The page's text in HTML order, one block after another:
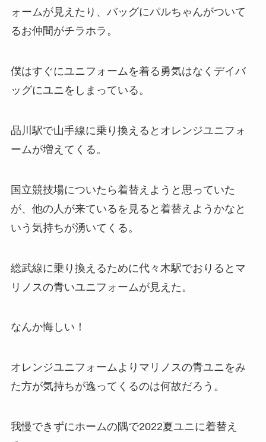
ォームが見えたり、バッグにパルちゃんがついて
るお仲間がチラホラ。
僕はすぐにユニフォームを着る勇気はなくデイバ
ッグにユニをしまっている。
品川駅で山手線に乗り換えるとオレンジユニフォ
ームが増えてくる。
国立競技場についたら着替えようと思っていた
が、他の人が来ているを見ると着替えようかなと
いう気持ちが湧いてくる。
総武線に乗り換えるために代々木駅でおりるとマ
リノスの青いユニフォームが見えた。
なんか悔しい！
オレンジユニフォームよりマリノスの青ユニをみ
た方が気持ちが逸ってくるのは何故だろう。
我慢できずにホームの隅で2022夏ユニに着替え